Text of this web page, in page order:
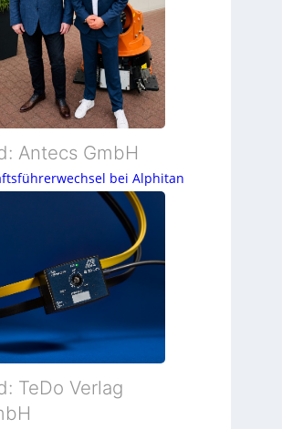
Antecs GmbH
bei Alphitan
TeDo Verlag